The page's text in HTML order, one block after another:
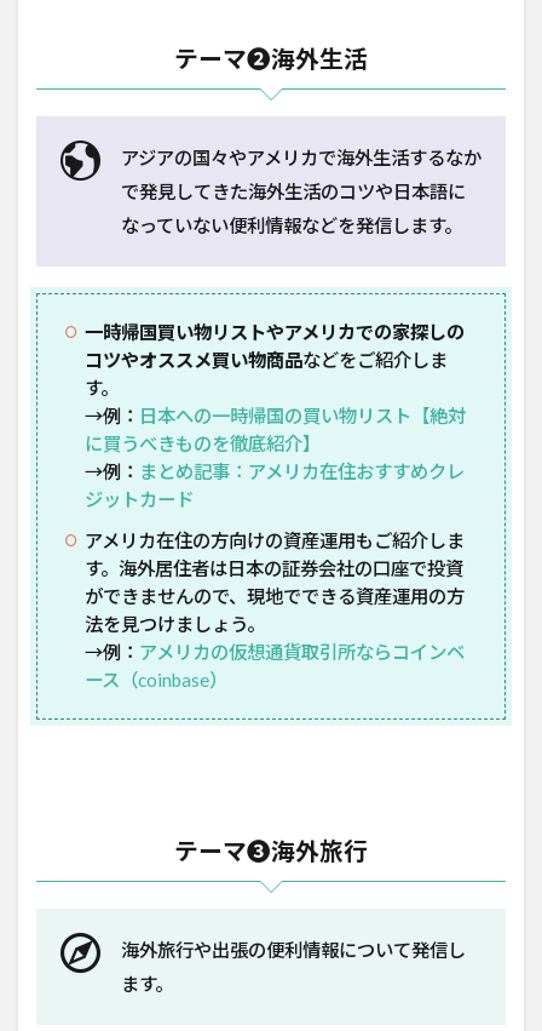
テーマ❷海外生活
アジアの国々やアメリカで海外生活するなか
で発見してきた海外生活のコツや日本語に
なっていない便利情報などを発信します。
一時帰国買い物リストやアメリカでの家探しの
コツやオススメ買い物商品などをご紹介しま
す。
→例： 日本への一時帰国の買い物リスト【絶対
に買うべきものを徹底紹介】
→例： まとめ記事：アメリカ在住おすすめクレ
ジットカード
アメリカ在住の方向けの資産運用もご紹介しま
す。海外居住者は日本の証券会社の口座で投資
ができませんので、現地でできる資産運用の方
法を見つけましょう。
→例： アメリカの仮想通貨取引所ならコインベ
ース（coinbase）
テーマ❸海外旅行
海外旅行や出張の便利情報について発信し
ます。